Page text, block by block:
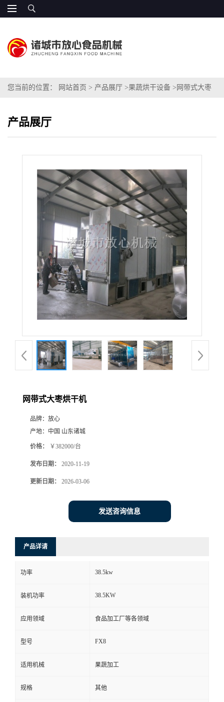
您当前的位置： 网站首页 > 产品展厅 >果蔬烘干设备 > 网带式大枣
产品展厅
网带式大枣烘干机
品牌： 放心
产地： 中国 山东诸城
价格： ￥382000/台
发布日期： 2020-11-19
更新日期： 2026-03-06
发送咨询信息
产品详请
功率 38.5kw
装机功率 38.5KW
应用领域 食品加工厂等各领域
型号 FX8
适用机械 果蔬加工
规格 其他